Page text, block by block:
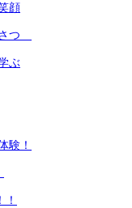
顔
つ
ぶ
験！